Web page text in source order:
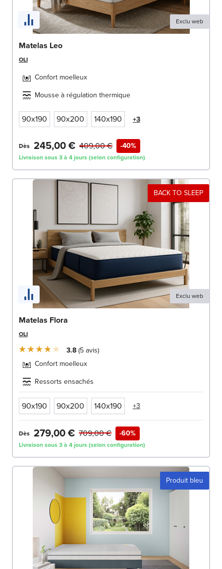
Exclu web
Matelas Leo
OLI
Confort moelleux
Mousse à régulation thermique
90x190 90x200 140x190 +3
Dès 245,00 € -40%
409,00 €
Livraison sous 3 à 4 jours (selon configuration)
BACK TO SLEEP
Exclu web
Matelas Flora
OLI
3.8 5avis
Confort moelleux
Ressorts ensachés
90x190 90x200 140x190 +3
Dès 279,00 € -60%
709,00 €
Livraison sous 3 à 4 jours (selon configuration)
Produit bleu